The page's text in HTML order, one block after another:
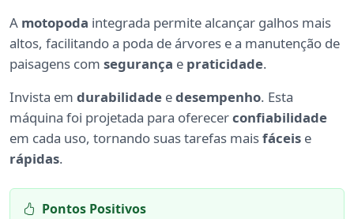
A motopoda integrada permite alcançar galhos mais
altos, facilitando a poda de árvores e a manutenção de
paisagens com segurança e praticidade.
Invista em durabilidade edesempenho. Esta
máquina foi projetada para oferecerconfiabilidade
em cada uso, tornando suas tarefas maisfáceis e
rápidas.
Pontos Positivos